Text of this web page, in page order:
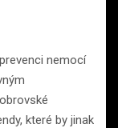
nemocí
které by jinak